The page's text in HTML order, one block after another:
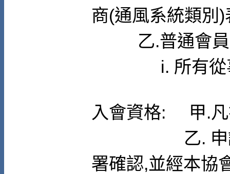
商(通風系統類別)
乙.普通會員(
i. 所有從事與
入會資格: 甲.凡
乙. 申請者
署確認,並經本協